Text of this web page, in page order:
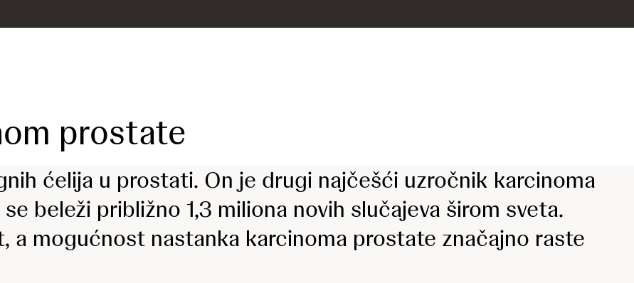
prostate
ćelija u prostati. On je drugi najčešći uzročnik karcinoma
beleži približno 1,3 miliona novih slučajeva širom sveta.
a mogućnost nastanka karcinoma prostate značajno raste